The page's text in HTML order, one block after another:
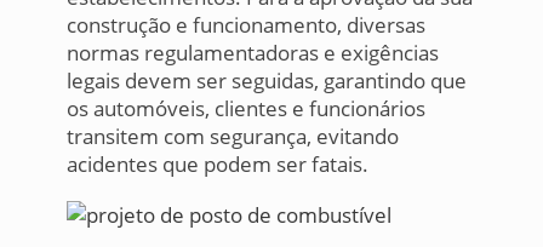
construção e funcionamento, diversas
normas regulamentadoras e exigências
legais devem ser seguidas, garantindo que
os automóveis, clientes e funcionários
transitem com segurança, evitando
acidentes que podem ser fatais.